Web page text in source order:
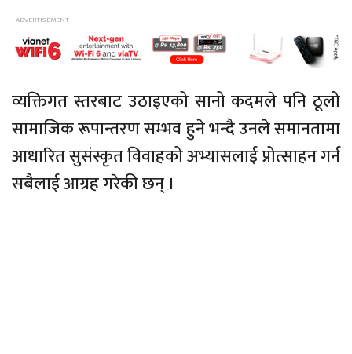
व्यक्तिगत स्तरबाट उठाइएको सानो कदमले पनि ठूलो
सामाजिक रूपान्तरण सम्भव हुने भन्दै उनले समानतामा
आधारित सुसंस्कृत विवाहको अभ्यासलाई प्रोत्साहन गर्न
सबैलाई आग्रह गरेकी छन् ।